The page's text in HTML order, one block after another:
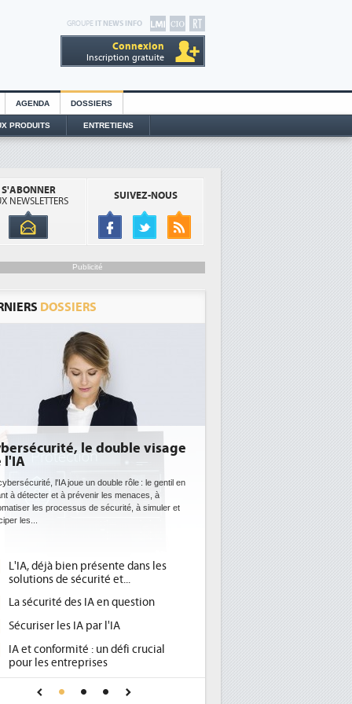
GROUPE IT NEWS INFO
Connexion
Inscription gratuite
AGENDA DOSSIERS
PRODUITS ENTRETIENS
S'ABONNER
NEWSLETTERS
SUIVEZ-NOUS
Publicité
DOSSIERS
DEE: l'efficacité énergétique
bientôt une obligation pour les
datacenters
Des datacenters plus durables et plus efficaces, c'est
ce que recherchent les pouvoirs publics européens
1
Qu'est-ce que la DEE (directive
d'efficacité énergétique) ?
2
DEE, une pression administrative
place pour répondre à...
Phocea DC dans les cordes pour la
DEE